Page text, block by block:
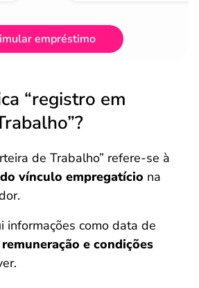
empréstimo
“registro em
de Trabalho” refere-se à
vínculo empregatício na
informações como data de
e condições